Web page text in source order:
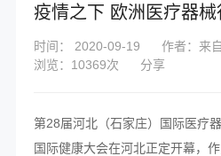
疫情之下 欧洲医疗器
时间： 2020-09-19
作者：来
浏览：10369次
分享
第28届河北（石家庄）国际医疗
国际健康大会在河北正定开幕，